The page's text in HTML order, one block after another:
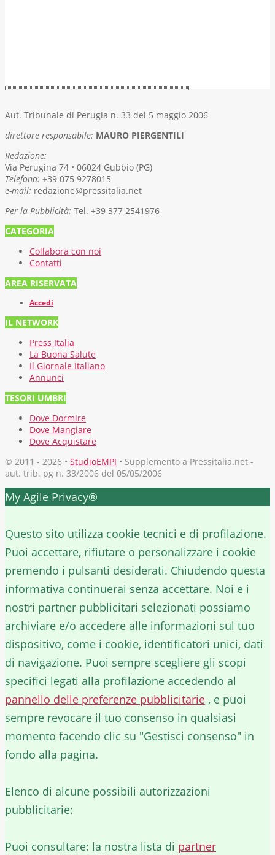
Aut. Tribunale di Perugia n. 33 del 5 maggio 2006
direttore responsabile: MAURO PIERGENTILI
Redazione:
Via Perugina 74 • 06024 Gubbio (PG)
Telefono: +39 075 9278015
e-mail: redazione@pressitalia.net
Per la Pubblicità: Tel. +39 377 2541976
CATEGORIA
Collabora con noi
Contatti
AREA RISERVATA
Accedi
IL NETWORK
Press Italia
La Buona Salute
Il Giornale Italiano
Annunci
TESORI UMBRI
Dove Dormire
Dove Mangiare
Dove Acquistare
© 2011 - 2026 • StudioEMPI • Supplemento a Pressitalia.net -
aut. trib. pg n. 33/2006 del 05/05/2006
My Agile Privacy®
Questo sito utilizza cookie tecnici e di profilazione.
Puoi accettare, rifiutare o personalizzare i cookie
premendo i pulsanti desiderati. Chiudendo questa
informativa continuerai senza accettare. Noi e i
nostri partner pubblicitari selezionati possiamo
archiviare e/o accedere alle informazioni sul tuo
dispositivo, come i cookie, identificatori unici, dati
di navigazione. Puoi sempre scegliere gli scopi
specifici legati alla profilazione accedendo al
pannello delle preferenze pubblicitarie , e puoi
sempre revocare il tuo consenso in qualsiasi
momento facendo clic su "Gestisci consenso" in
fondo alla pagina.
Elenco di alcune possibili autorizzazioni
pubblicitarie:
Puoi consultare: la nostra lista di partner